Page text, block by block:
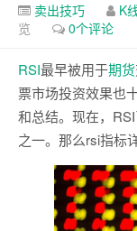
卖出技巧 K
览
0个评论
RSI最早被用于期货
票市场投资效果也
和总结。现在，
之一。那么rsi指标